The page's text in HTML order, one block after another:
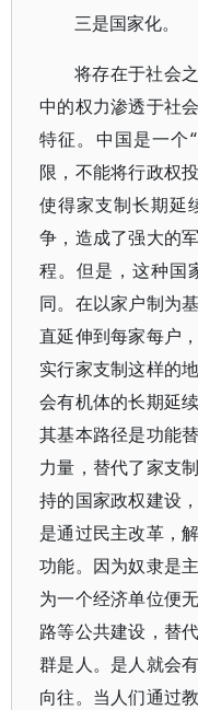
三是国家化。
将存在于社会
中的权力渗透于社
特征。中国是一个
限，不能将行政权
使得家支制长期延
争，造成了强大的
程。但是，这种国
同。在以家户制为
直延伸到每家每户
实行家支制这样的
会有机体的长期延
其基本路径是功能
力量，替代了家支
持的国家政权建设
是通过民主改革，
功能。因为奴隶是
为一个经济单位便
路等公共建设，替
群是人。是人就会
向往。当人们通过